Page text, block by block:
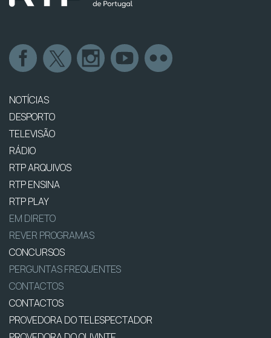
NOTÍCIAS
DESPORTO
TELEVISÃO
RÁDIO
RTP ARQUIVOS
RTP ENSINA
RTP PLAY
EM DIRETO
REVER PROGRAMAS
CONCURSOS
PERGUNTAS FREQUENTES
CONTACTOS
CONTACTOS
PROVEDORA DO TELESPECTADOR